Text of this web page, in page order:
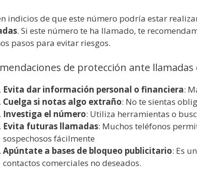
indicios de que este número podría estar
. Si este número te ha llamado, te
pasos para evitar riesgos.
de protección ante llamadas
Evita dar información personal o financiera:
Cuelga si notas algo extraño: No te sientas
Investiga el número: Utiliza herramientas o
Evita futuras llamadas: Muchos teléfonos
sospechosos fácilmente
Apúntate a bases de bloqueo publicitario: Es
contactos comerciales no deseados.